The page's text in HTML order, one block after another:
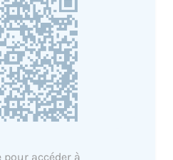
pour accéder à